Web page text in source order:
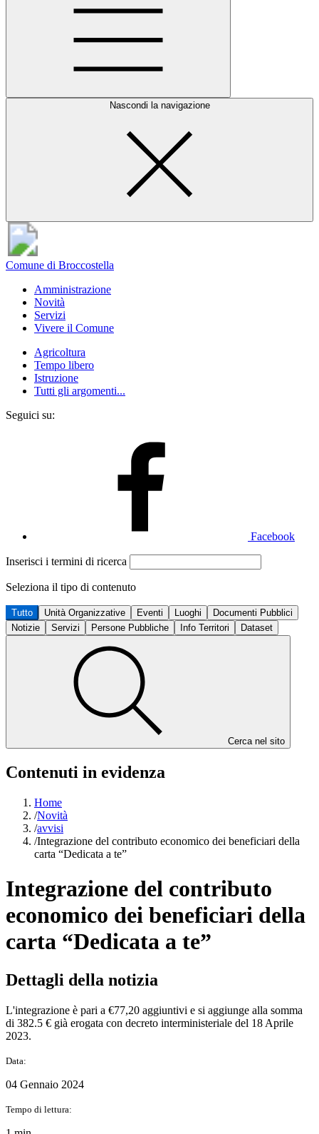
Nascondi la navigazione
Comune di Broccostella
Amministrazione
Novità
Servizi
Vivere il Comune
Agricoltura
Tempo libero
Istruzione
Tutti gli argomenti...
Seguici su:
Facebook
Inserisci i termini di ricerca
Seleziona il tipo di contenuto
Tutto Unità Organizzative Eventi Luoghi
Documenti Pubblici
Notizie
Servizi Persone Pubbliche Info Territori Dataset
Cerca nel sito
Contenuti in evidenza
Home
/Novità
/avvisi
/Integrazione del contributo economico dei beneficiari della
carta “Dedicata a te”
Integrazione del contributo
economico dei beneficiari della
carta “Dedicata a te”
Dettagli della notizia
L'integrazione è pari a €77,20 aggiuntivi e si aggiunge alla somma
di 382.5 € già erogata con decreto interministeriale del 18 Aprile
2023.
Data:
04 Gennaio 2024
Tempo di lettura: